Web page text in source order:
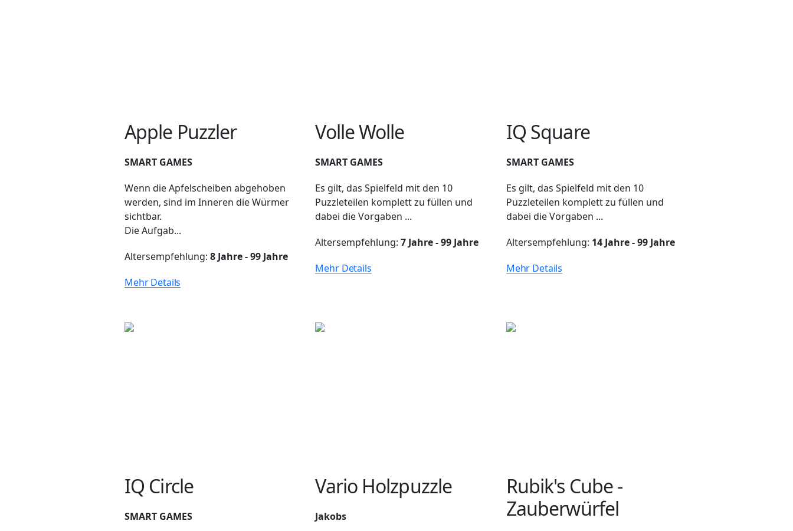
Apple Puzzler
SMART GAMES
Wenn die Apfelscheiben abgehoben
werden, sind im Inneren die Würmer
sichtbar.
Die Aufgab...
Altersempfehlung:8 Jahre - 99 Jahre
Mehr Details
Volle Wolle
SMART GAMES
Es gilt, das Spielfeld mit den 10
Puzzleteilen komplett zu füllen und
dabei die Vorgaben ...
Altersempfehlung:7 Jahre - 99 Jahre
Mehr Details
IQ Square
SMART GAMES
Es gilt, das Spielfeld mit den 10
Puzzleteilen komplett zu füllen und
dabei die Vorgaben ...
Altersempfehlung: 14 Jahre - 99 Jahre
Mehr Details
IQ Circle
SMART GAMES
Vario Holzpuzzle
Jakobs
Rubik's Cube -
Zauberwürfel